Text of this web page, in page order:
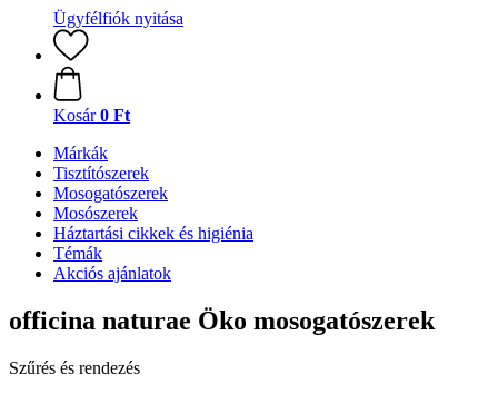
Ügyfélfiók nyitása
Kosár 0 Ft
Márkák
Tisztítószerek
Mosogatószerek
Mosószerek
Háztartási cikkek és higiénia
Témák
Akciós ajánlatok
officina naturae Öko mosogatószerek
Szűrés és rendezés